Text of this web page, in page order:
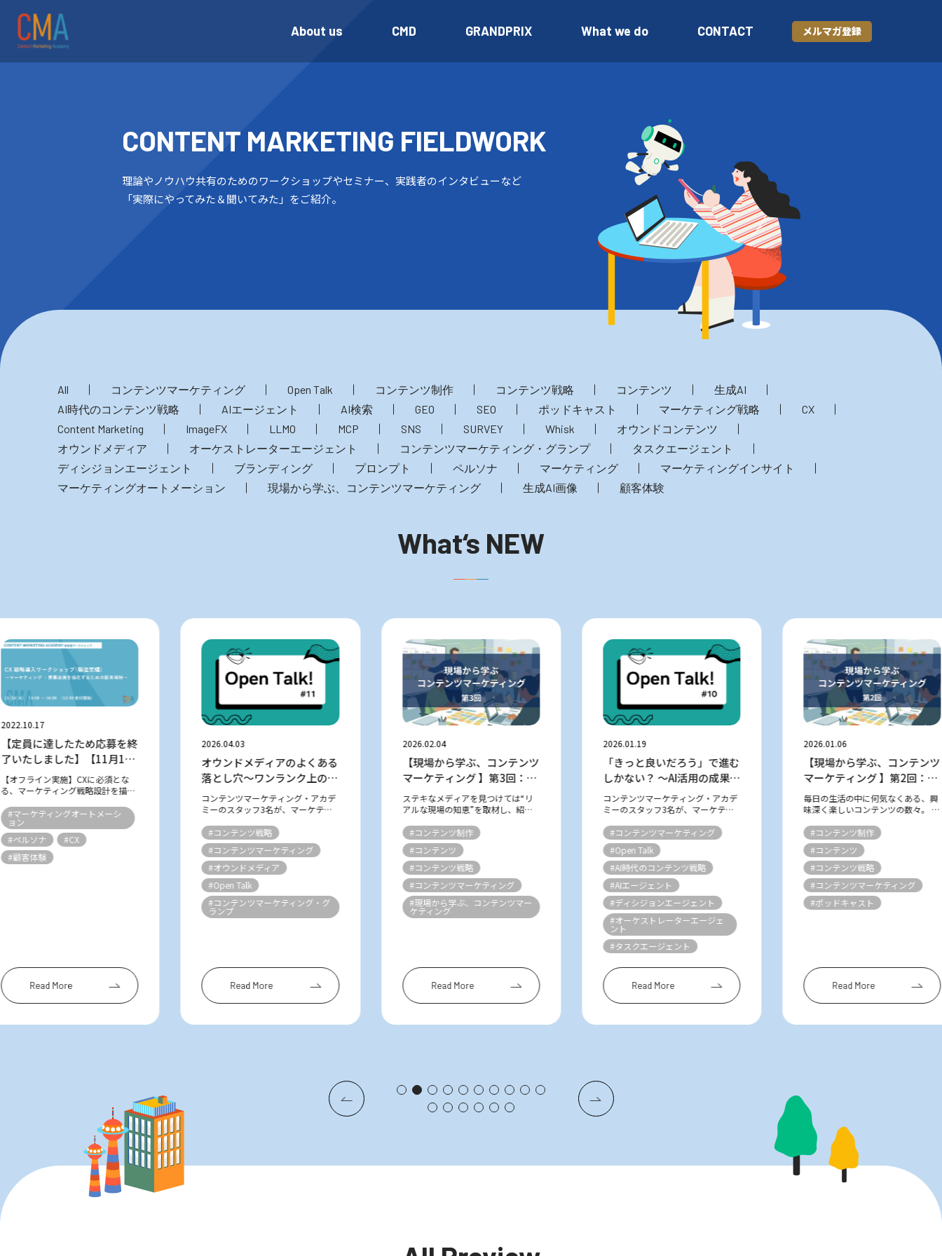
About us CMD GRANDPRIX What we do CONTACT メルマガ登録
CONTENT MARKETING FIELDWORK
理論やノウハウ共有のためのワークショップやセミナー、実践者のインタビューなど
「実際にやってみた＆聞いてみた」をご紹介。
All コンテンツマーケティング Open Talk コンテンツ制作 コンテンツ戦略 コンテンツ
生成AI
AI時代のコンテンツ戦略
AIエージェント AI検索 GEO SEO ポッドキャスト マーケティング戦略
CX
Content Marketing
ImageFX LLMO MCP SNS SURVEY Whisk
オウンドコンテンツ
オウンドメディア
オーケストレーターエージェント コンテンツマーケティング・グランプ
タスクエージェント
ディシジョンエージェント
ブランディング プロンプト ペルソナ マーケティング
マーケティングインサイト
マーケティングオートメーション
現場から学ぶ、コンテンツマーケティング 生成AI画像 顧客体験
What‘s NEW
2022.10.17
【定員に達したため応募を終
了いたしました】【11月15
日開催】CX戦略導入ワーク
ショップ
【オフライン実施】CXに必須とな
る、マーケティング戦略設計を描く
って、CX（カスタマーエクスペリエ
ンス・顧客体験）を考慮したマーケ
ティング戦略策定は、非常に重要な
テー...
#マーケティングオートメーシ
ョン
#ペルソナ
#CX
#顧客体験
Read More
2026.04.03
オウンドメディアのよくある
落とし穴～ワンランク上のコ
ンテンツマーケティングを目
指して～
コンテンツマーケティング・アカデ
ミーのスタッフ3名が、マーケティ
について、気ままにフリートークし
ます。 「コンテンツマーケティン
グ・グランプリ2025」の審査を通じ
て、...
#コンテンツ戦略
#コンテンツマーケティング
#オウンドメディア
#Open Talk
#コンテンツマーケティング・グ
ランプ
Read More
2026.02.04
【現場から学ぶ、コンテンツ
マーケティング 】第3回：転
職をゴールにしない！やさし
くて丁寧な求人メディア『日
本仕事百貨』（シゴトヒト）
ステキなメディアを見つけては“リ
アルな現場の知恵”を取材し、紹介
ぶ、コンテンツマーケティング」。
様々なメディアは数多ある星のよう
なもの。 そんな数え切れないほどの
星の...
#コンテンツ制作
#コンテンツ
#コンテンツ戦略
#コンテンツマーケティング
#現場から学ぶ、コンテンツマー
ケティング
Read More
2026.01.19
「きっと良いだろう」で進む
しかない？ ～AI活用の成果測
定という悩ましい課題～
コンテンツマーケティング・アカデ
ミーのスタッフ3名が、マーケティ
について、気ままにフリートークし
ます。 「AIを使えば効率が上がる」
「AIに対応しないと取り残される」
—...
#コンテンツマーケティング
#Open Talk
#AI時代のコンテンツ戦略
#AIエージェント
#ディシジョンエージェント
#オーケストレーターエージェ
ント
#タスクエージェント
Read More
2026.01.06
【現場から学ぶ、コンテンツ
マーケティング 】第2回：
Podcast『聞く図鑑』（学研
の図鑑LIVE編集部／株式会社
Gakken）
毎日の生活の中に何気なくある、興
味深く楽しいコンテンツの数々。 そ
し、紹介していくのが不定期連載
「現場から学ぶ、コンテンツマーケ
ティング」です。 実践者たちの声か
ら...
#コンテンツ制作
#コンテンツ
#コンテンツ戦略
#コンテンツマーケティング
#ポッドキャスト
Read More